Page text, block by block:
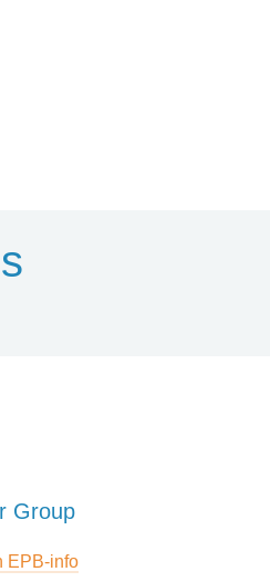
Group
EPB-info